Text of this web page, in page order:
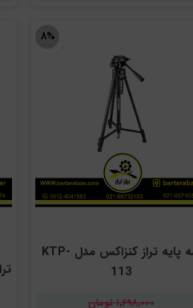
سه پایه تراز کنزاکس مدل KTP-
113
۸%
۱,۶۹۸,۰۰۰ تومان